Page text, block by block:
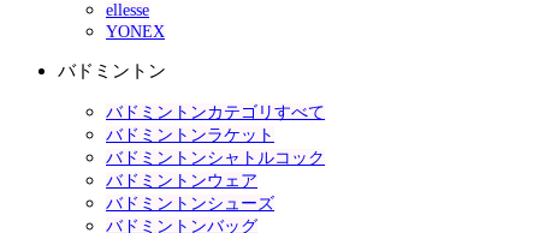
ellesse
YONEX
バドミントン
バドミントンカテゴリすべて
バドミントンラケット
バドミントンシャトルコック
バドミントンウェア
バドミントンシューズ
バドミントンバッグ